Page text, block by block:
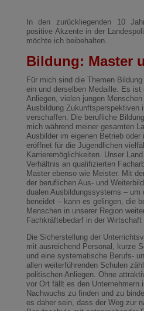
In den zurückliegenden 10
positive Akzente in der
möchte ich beibehalten.
Bildung: Master
Für mich sind die Themen
ein und derselben Medaille. Es ist
Anliegen, vielen jungen
Ausbildung Zukunftsperspektiven
verschaffen. Die berufliche
mich während meiner gesamten
Ausbilder im eigenen Betrieb
eröffnet für die Jugendlichen
Karrieremöglichkeiten. Unser
Verhältnis an qualifizierten
Master ebenso wie Meister. Mit
der beruflichen Aus- und
dualen Ausbildungssystems – um
beneidet – kann es gelingen, die
Menschen in unserer Region
Fachkräftebedarf in der
Die Sicherstellung der
mit ausreichend Personal, kurze
und eine systematische Berufs-
allen weiterführenden Schulen
politischen Anliegen. Ohne
vor Ort fällt es den Unternehmern
Nachwuchs zu finden und zu
es daher sein, dass der Weg zur